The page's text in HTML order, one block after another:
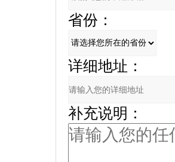
省份：
详细地址：
补充说明：